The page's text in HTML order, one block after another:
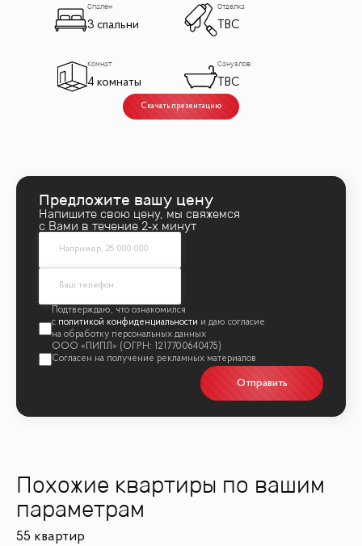
Спален
3 спальни
Отделка
TBC
Комнат
4 комнаты
Санузлов
TBC
Скачать презентацию
Предложите вашу цену
Напишите свою цену, мы свяжемся
с Вами в течение 2‑х минут
политикой конфиденциальности
Отправить
Похожие квартиры по вашим
параметрам
55 квартир